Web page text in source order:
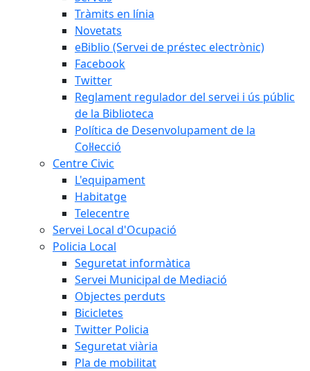
Tràmits en línia
Novetats
eBiblio (Servei de préstec electrònic)
Facebook
Twitter
Reglament regulador del servei i ús públic
de la Biblioteca
Política de Desenvolupament de la
Col·lecció
Centre Civic
L'equipament
Habitatge
Telecentre
Servei Local d'Ocupació
Policia Local
Seguretat informàtica
Servei Municipal de Mediació
Objectes perduts
Bicicletes
Twitter Policia
Seguretat viària
Pla de mobilitat